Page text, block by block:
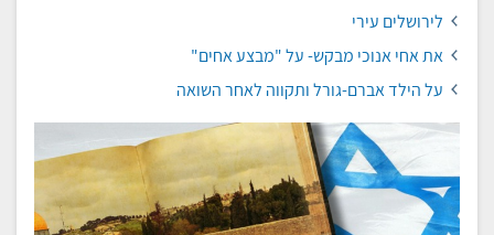
לירושלים עירי
את אחי אנוכי מבקש- על "מבצע אחים"
על הילד אברם-גורל ותקווה לאחר השואה